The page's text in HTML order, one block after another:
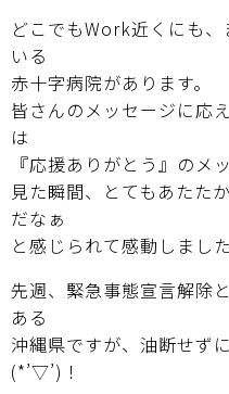
どこでもWork近くにも
いる
赤十字病院があります。
皆さんのメッセージに応
は
『応援ありがとう』のメ
見た瞬間、とてもあたた
だなぁ
と感じられて感動しました
先週、緊急事態宣言解除
ある
沖縄県ですが、油断せず
(*’▽’)！